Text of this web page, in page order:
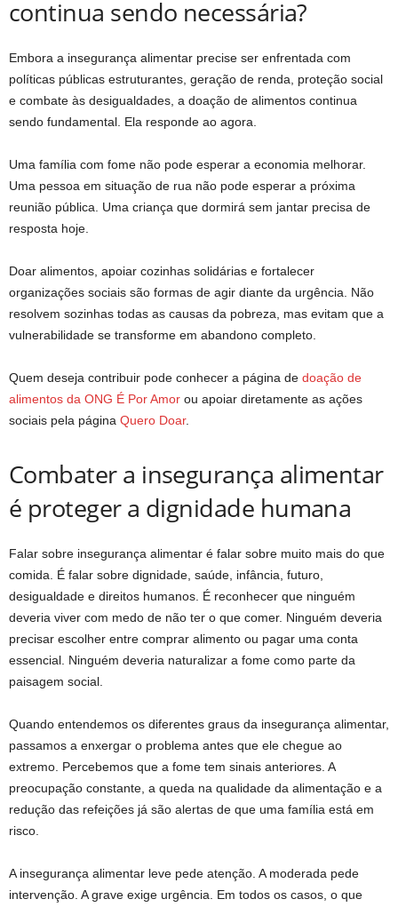
continua sendo necessária?
Embora a insegurança alimentar precise ser enfrentada com
políticas públicas estruturantes, geração de renda, proteção social
e combate às desigualdades, a doação de alimentos continua
sendo fundamental. Ela responde ao agora.
Uma família com fome não pode esperar a economia melhorar.
Uma pessoa em situação de rua não pode esperar a próxima
reunião pública. Uma criança que dormirá sem jantar precisa de
resposta hoje.
Doar alimentos, apoiar cozinhas solidárias e fortalecer
organizações sociais são formas de agir diante da urgência. Não
resolvem sozinhas todas as causas da pobreza, mas evitam que a
vulnerabilidade se transforme em abandono completo.
Quem deseja contribuir pode conhecer a página de doação de
alimentos da ONG É Por Amor ou apoiar diretamente as ações
sociais pela página Quero Doar.
Combater a insegurança alimentar
é proteger a dignidade humana
Falar sobre insegurança alimentar é falar sobre muito mais do que
comida. É falar sobre dignidade, saúde, infância, futuro,
desigualdade e direitos humanos. É reconhecer que ninguém
deveria viver com medo de não ter o que comer. Ninguém deveria
precisar escolher entre comprar alimento ou pagar uma conta
essencial. Ninguém deveria naturalizar a fome como parte da
paisagem social.
Quando entendemos os diferentes graus da insegurança alimentar,
passamos a enxergar o problema antes que ele chegue ao
extremo. Percebemos que a fome tem sinais anteriores. A
preocupação constante, a queda na qualidade da alimentação e a
redução das refeições já são alertas de que uma família está em
risco.
A insegurança alimentar leve pede atenção. A moderada pede
intervenção. A grave exige urgência. Em todos os casos, o que